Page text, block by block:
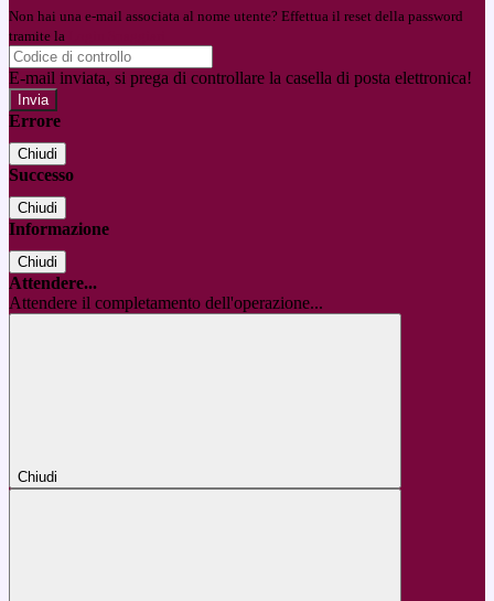
Non hai una e-mail associata al nome utente? Effettua il reset della password
tramite la
E-mail inviata, si prega di controllare la casella di posta elettronica!
Errore
Chiudi
Successo
Chiudi
Informazione
Chiudi
Attendere...
Attendere il completamento dell'operazione...
Chiudi